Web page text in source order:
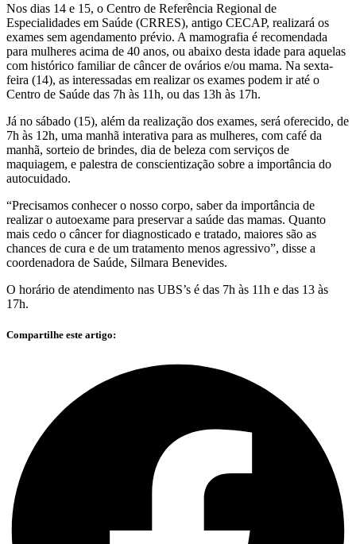
Nos dias 14 e 15, o Centro de Referência Regional de
Especialidades em Saúde (CRRES), antigo CECAP, realizará os
exames sem agendamento prévio. A mamografia é recomendada
para mulheres acima de 40 anos, ou abaixo desta idade para aquelas
com histórico familiar de câncer de ovários e/ou mama. Na sexta-
feira (14), as interessadas em realizar os exames podem ir até o
Centro de Saúde das 7h às 11h, ou das 13h às 17h.
Já no sábado (15), além da realização dos exames, será oferecido, de
7h às 12h, uma manhã interativa para as mulheres, com café da
manhã, sorteio de brindes, dia de beleza com serviços de
maquiagem, e palestra de conscientização sobre a importância do
autocuidado.
“Precisamos conhecer o nosso corpo, saber da importância de
realizar o autoexame para preservar a saúde das mamas. Quanto
mais cedo o câncer for diagnosticado e tratado, maiores são as
chances de cura e de um tratamento menos agressivo”, disse a
coordenadora de Saúde, Silmara Benevides.
O horário de atendimento nas UBS’s é das 7h às 11h e das 13 às
17h.
Compartilhe este artigo: